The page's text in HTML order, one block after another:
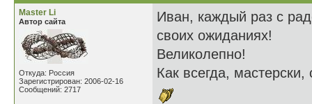
Master Li
Автор сайта
Откуда: Россия
Зарегистрирован: 2006-02-16
Сообщений: 2717
Иван, каждый раз с
своих ожиданиях!
Великолепно!
Как всегда,